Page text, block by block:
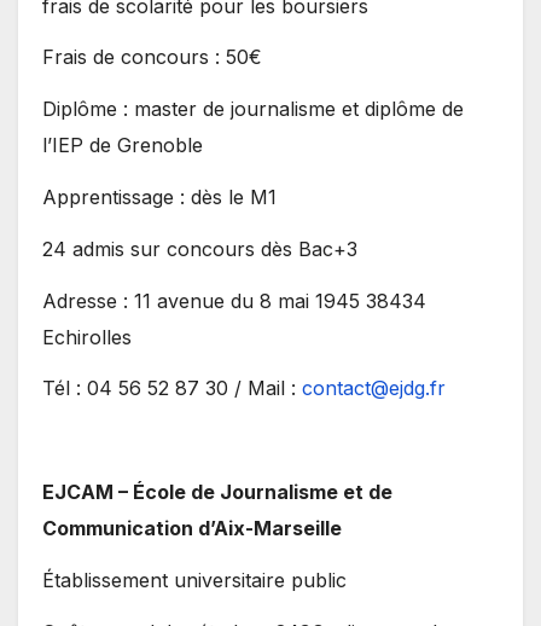
frais de scolarité pour les boursiers
Frais de concours : 50€
Diplôme : master de journalisme et diplôme de
l’IEP de Grenoble
Apprentissage : dès le M1
24 admis sur concours dès Bac+3
Adresse : 11 avenue du 8 mai 1945 38434
Echirolles
Tél : 04 56 52 87 30 / Mail : contact@ejdg.fr
EJCAM – École de Journalisme et de
Communication d’Aix-Marseille
Établissement universitaire public